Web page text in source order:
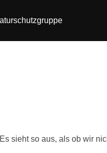
Es sieht so aus, als ob wir